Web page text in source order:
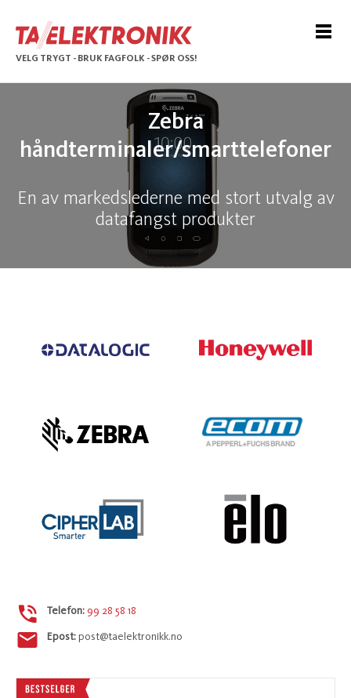
VELG TRYGT - BRUK FAGFOLK - SPØR OSS!
Zebra
håndterminaler/smarttelefoner
En av markedslederne med stort utvalg av
datafangst produkter
Telefon: 99 28 58 18
Epost:post@taelektronikk.no